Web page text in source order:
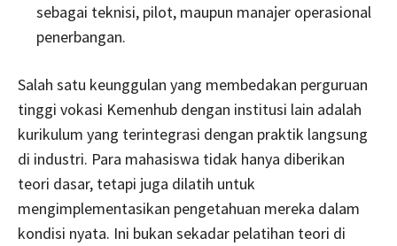
sebagai teknisi, pilot, maupun manajer operasional
penerbangan.
Salah satu keunggulan yang membedakan perguruan
tinggi vokasi Kemenhub dengan institusi lain adalah
kurikulum yang terintegrasi dengan praktik langsung
di industri. Para mahasiswa tidak hanya diberikan
teori dasar, tetapi juga dilatih untuk
mengimplementasikan pengetahuan mereka dalam
kondisi nyata. Ini bukan sekadar pelatihan teori di